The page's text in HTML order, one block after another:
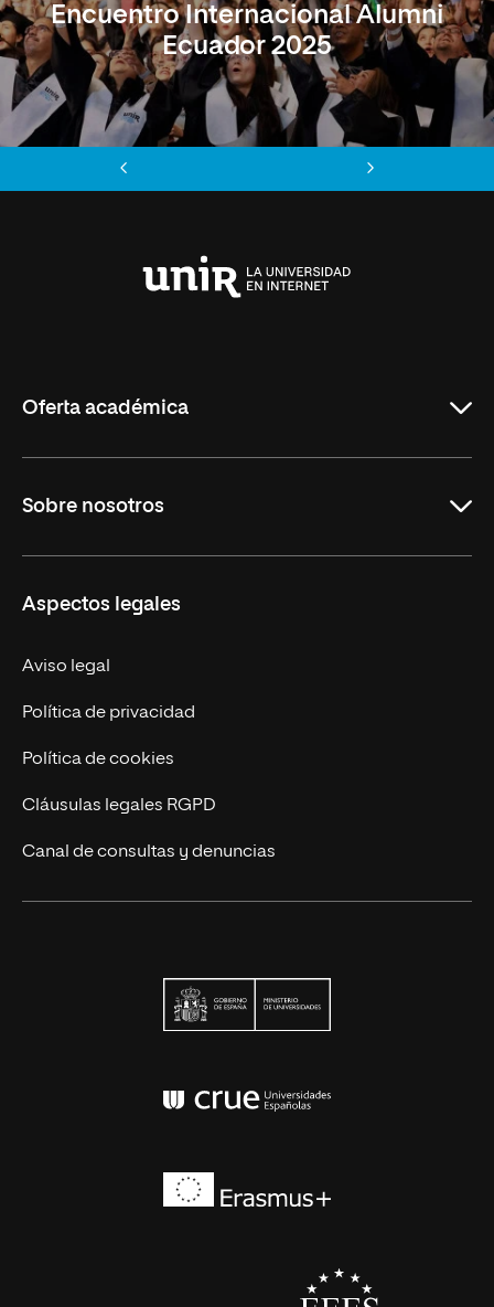
Encuentro Internacional Alumni
Ecuador 2025
Oferta académica
Formación Continua
Sobre nosotros
Trabaja en UNIR
Actualidad
Contáctanos
Aspectos legales
Aviso legal
Política de privacidad
Política de cookies
Cláusulas legales RGPD
Canal de consultas y denuncias